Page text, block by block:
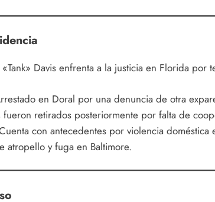
Davis enfrenta a la justicia en Florida por
en Doral por una denuncia de otra
retirados posteriormente por falta de
con antecedentes por violencia
atropello y fuga en Baltimore.